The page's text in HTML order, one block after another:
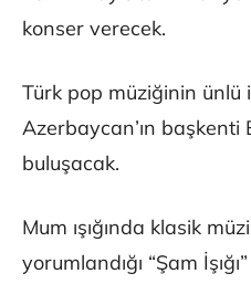
konser verecek.
Türk pop müziğinin ünlü
Azerbaycan’ın başkenti
buluşacak.
Mum ışığında klasik
yorumlandığı “Şam